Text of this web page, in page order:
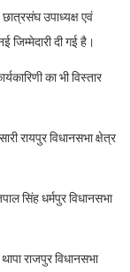
छात्रसंघ उपाध्यक्ष एवं
जिम्मेदारी दी गई है।
का भी विस्तार
रायपुर विधानसभा क्षेत्र
सिंह धर्मपुर विधानसभा
राजपुर विधानसभा